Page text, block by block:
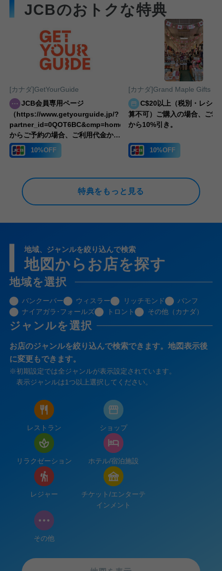
JCBのおトクな特典
JCB会員専用ページ
（https://www.getyourguide.jp/?
partner_id=0QOT6BC&cmp=homepage）
からご予約の場合、ご利用代金から
10%引き。
[カナダ]GetYourGuide
10%OFF
C$20以上（税別・レシー
算不可）ご購入の場合、ご利
から10%引き。
[カナダ]Grand Maple Gifts
10%OFF
特典をもっと見る
地域、ジャンルを絞り込んで検索
地図からお店を探す
地域を選択
バンクーバー ウィスラー リッチモンド
バンフ
ナイアガラ･フォールズ
トロント その他（カナダ）
ジャンルを選択
お店のジャンルを絞り込んで検索できます。地図表示後
に変更もできます。
※初期設定では全ジャンルが表示設定されています。
表示ジャンルは1つ以上選択してください。
レストラン ショップ
リラクゼーション ホテル/宿泊施設
レジャー
チケット/エンターテ
インメント
その他